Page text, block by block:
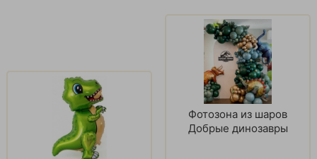
Фотозона из шаров
Добрые динозавры